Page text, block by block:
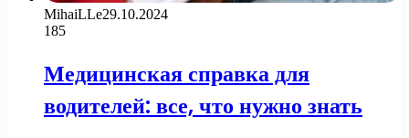
MihaiLLe29.10.2024
185
Медицинская справка для
водителей: все, что нужно знать